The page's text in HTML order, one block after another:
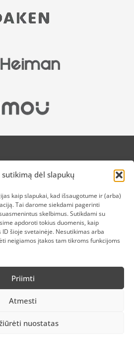
dėl slapukų
kaip slapukai, kad išsaugotume ir (arba)
Tai darome siekdami pagerinti
skelbimus. Sutikdami su
apdoroti tokius duomenis, kaip
šioje svetainėje. Nesutikimas arba
neigiamos įtakos tam tikroms funkcijoms
Priimti
Atmesti
nuostatas
APIE MUS
HEROJAMS
PINIGŲ GRĄŽINIMAS
D.U.K
POLITIKA
POLITIKA
IR TAISYKLĖS
RŪŠIAVIMAS